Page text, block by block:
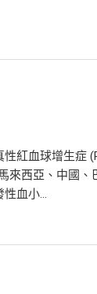
紅血球增生症
來西亞、中國、
血小...